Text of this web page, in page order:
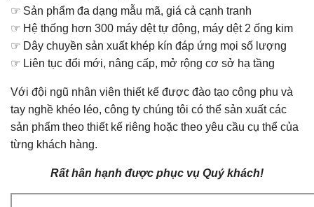
☞ Sản phẩm đa dạng mẫu mã, giá cả cạnh tranh
☞ Hệ thống hơn 300 máy dệt tự động, máy dệt 2 ống kim
☞ Dây chuyền sản xuất khép kín đáp ứng mọi số lượng
☞ Liên tục đổi mới, nâng cấp, mở rộng cơ sở hạ tầng
Với đội ngũ nhân viên thiết kế được đào tạo công phu và
tay nghề khéo léo, công ty chúng tôi có thể sản xuất các
sản phẩm theo thiết kế riêng hoặc theo yêu cầu cụ thể của
từng khách hàng.
Rất hân hạnh được phục vụ Quý khách!